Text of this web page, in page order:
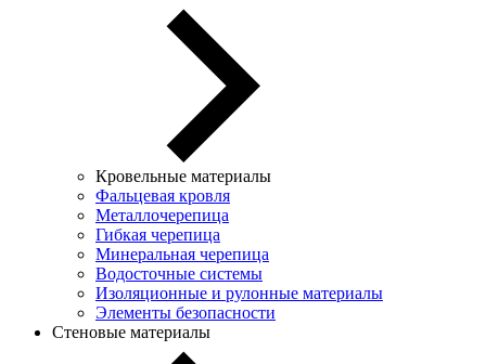
Кровельные материалы
Фальцевая кровля
Металлочерепица
Гибкая черепица
Минеральная черепица
Водосточные системы
Изоляционные и рулонные материалы
Элементы безопасности
Стеновые материалы